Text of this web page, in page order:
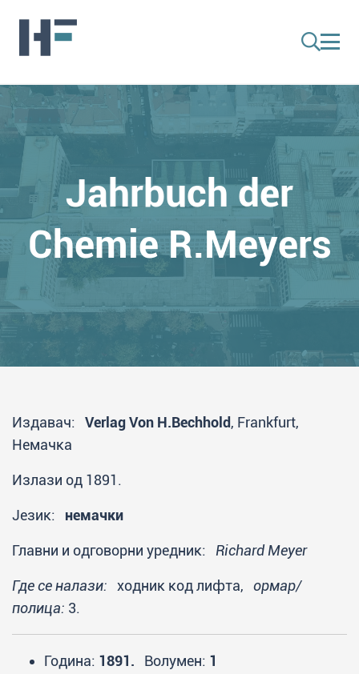
Jahrbuch der
Chemie R.Meyers
Издавач: Verlag Von H.Bechhold, Frankfurt,
Немачка
Излази од 1891.
Језик: немачки
Главни и одговорни уредник: Richard Meyer
Где се налази: ходник код лифта, ормар/
полица: 3.
Година: 1891. Волумен: 1